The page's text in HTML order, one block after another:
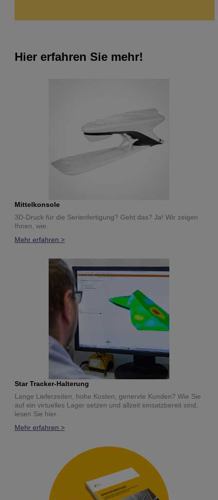
Hier erfahren Sie mehr!
Mittelkonsole
3D-Druck für die Serienfertigung? Geht das? Ja! Wir zeigen
Ihnen, wie.
Mehr erfahren >
Star Tracker-Halterung
Lange Lieferzeiten, hohe Kosten, genervte Kunden? Wie Sie
auf ein virtuelles Lager setzen und allzeit einsatzbereit sind,
lesen Sie hier.
Mehr erfahren >